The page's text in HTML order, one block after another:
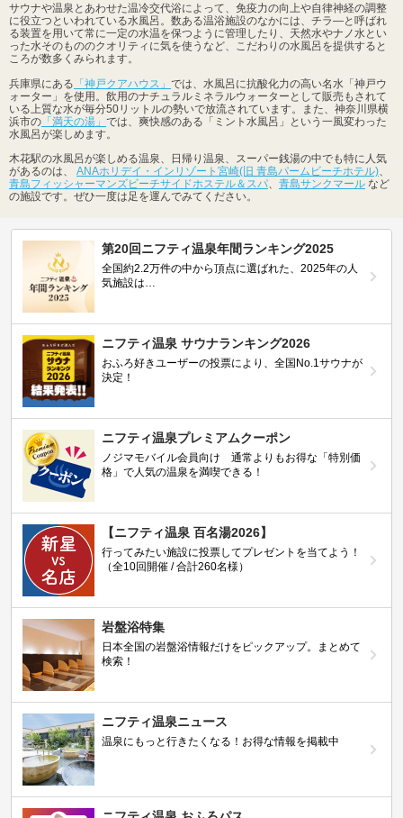
サウナや温泉とあわせた温冷交代浴によって、免疫力の向上や自律神経の調整
に役立つといわれている水風呂。数ある温浴施設のなかには、チラ―と呼ばれ
る装置を用いて常に一定の水温を保つように管理したり、天然水やナノ水とい
った水そのもののクオリティに気を使うなど、こだわりの水風呂を提供すると
ころが数多くみられます。
兵庫県にある 「神戸クアハウス」 では、水風呂に抗酸化力の高い名水「神戸ウ
ォーター」を使用。飲用のナチュラルミネラルウォーターとして販売もされて
いる上質な水が毎分50リットルの勢いで放流されています。また、神奈川県横
浜市の 「満天の湯」 では、爽快感のある「ミント水風呂」という一風変わった
水風呂が楽しめます。
木花駅の水風呂が楽しめる温泉、日帰り温泉、スーパー銭湯の中でも特に人気
があるのは、 ANAホリデイ・インリゾート宮崎(旧 青島パームビーチホテル)
青島フィッシャーマンズビーチサイドホステル＆スパ
青島サンクマール など
の施設です。ぜひ一度は足を運んでみてください。
第20回ニフティ温泉年間ランキング2025
全国約2.2万件の中から頂点に選ばれた、2025年の人
気施設は…
ニフティ温泉 サウナランキング2026
おふろ好きユーザーの投票により、全国No.1サウナが
決定！
ニフティ温泉プレミアムクーポン
ノジマモバイル会員向け 通常よりもお得な「特別価
格」で人気の温泉を満喫できる！
【ニフティ温泉 百名湯2026】
行ってみたい施設に投票してプレゼントを当てよう！
（全10回開催 / 合計260名様）
岩盤浴特集
日本全国の岩盤浴情報だけをピックアップ。まとめて
検索！
ニフティ温泉ニュース
温泉にもっと行きたくなる！お得な情報を掲載中